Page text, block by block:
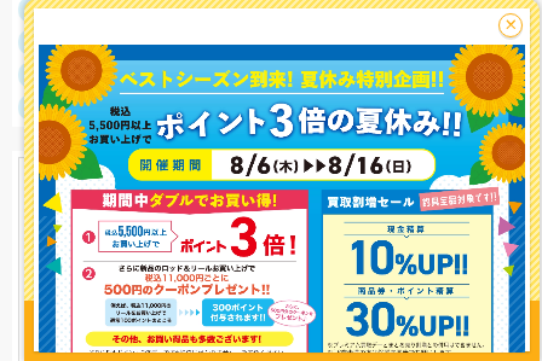
釣り情報を
投稿する
釣魚
クロダイ・マダイ
釣り方
その他
釣果
クロダイ3匹、マダイ1匹
サイズ
クロダイ32センチ〜、マダイ42センチ
×